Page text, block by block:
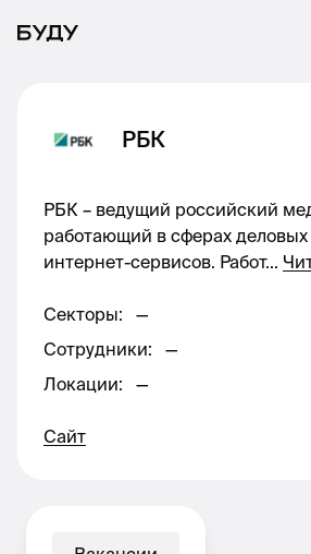
РБК
РБК – ведущий российский
работающий в сферах
интернет-сервисов. Работ...
Секторы:
—
Сотрудники:
—
Локации: —
Сайт